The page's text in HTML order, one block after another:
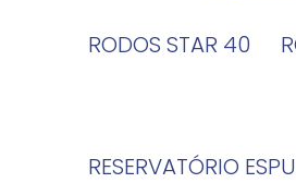
RODOS STAR 40
RESERVATÓRIO